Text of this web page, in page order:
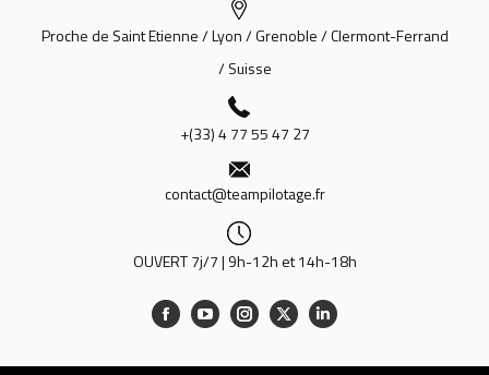
Proche de Saint Etienne / Lyon / Grenoble / Clermont-Ferrand
/ Suisse
+(33) 4 77 55 47 27
contact@teampilotage.fr
OUVERT 7j/7 | 9h-12h et 14h-18h